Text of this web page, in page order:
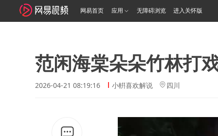
网易首页 应用 无障碍浏览 进入关怀版
范闲海棠朵朵竹林打
2026-04-21 08:19:16 小輧喜欢解说 四川